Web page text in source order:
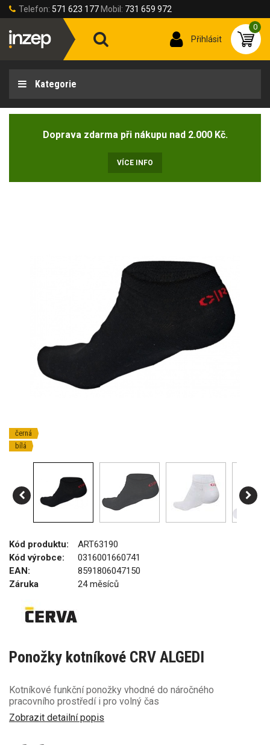
Telefon: 571 623 177 Mobil: 731 659 972
Přihlásit
0
Kategorie
Doprava zdarma při nákupu nad 2.000 Kč.
VÍCE INFO
černá
bílá
Kód produktu:
ART63190
Kód výrobce:
0316001660741
EAN:
8591806047150
Záruka
24 měsíců
Ponožky kotníkové CRV ALGEDI
Kotníkové funkční ponožky vhodné do náročného
pracovního prostředí i pro volný čas
Zobrazit detailní popis